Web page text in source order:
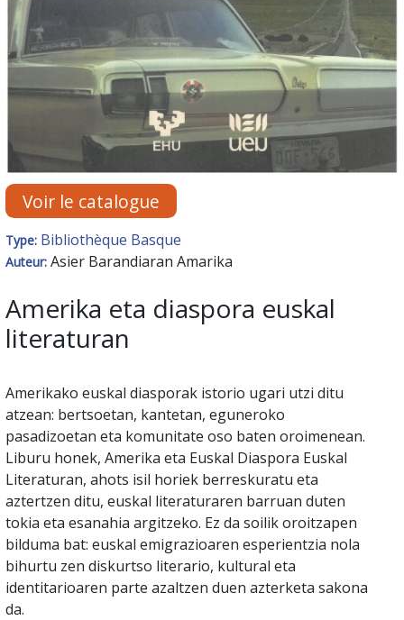
Voir le catalogue
Type: Bibliothèque Basque
Auteur: Asier Barandiaran Amarika
Amerika eta diaspora euskal
literaturan
Amerikako euskal diasporak istorio ugari utzi ditu
atzean: bertsoetan, kantetan, eguneroko
pasadizoetan eta komunitate oso baten oroimenean.
Liburu honek, Amerika eta Euskal Diaspora Euskal
Literaturan, ahots isil horiek berreskuratu eta
aztertzen ditu, euskal literaturaren barruan duten
tokia eta esanahia argitzeko. Ez da soilik oroitzapen
bilduma bat: euskal emigrazioaren esperientzia nola
bihurtu zen diskurtso literario, kultural eta
identitarioaren parte azaltzen duen azterketa sakona
da.